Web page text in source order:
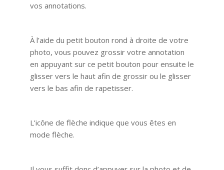
vos annotations.
À l’aide du petit bouton rond à droite de votre
photo, vous pouvez grossir votre annotation
en appuyant sur ce petit bouton pour ensuite le
glisser vers le haut afin de grossir ou le glisser
vers le bas afin de rapetisser.
L’icône de flèche indique que vous êtes en
mode flèche.